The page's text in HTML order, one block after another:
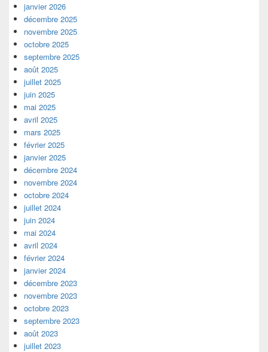
janvier 2026
décembre 2025
novembre 2025
octobre 2025
septembre 2025
août 2025
juillet 2025
juin 2025
mai 2025
avril 2025
mars 2025
février 2025
janvier 2025
décembre 2024
novembre 2024
octobre 2024
juillet 2024
juin 2024
mai 2024
avril 2024
février 2024
janvier 2024
décembre 2023
novembre 2023
octobre 2023
septembre 2023
août 2023
juillet 2023